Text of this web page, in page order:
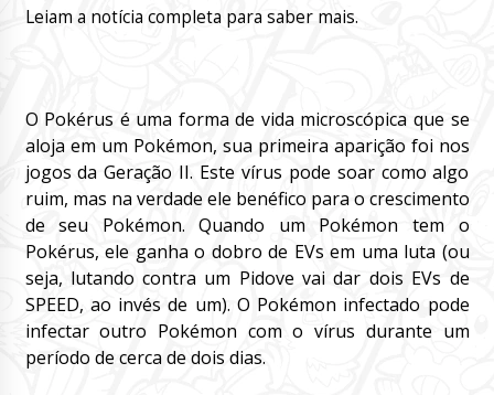
Leiam a notícia completa para saber mais.
O Pokérus é uma forma de vida microscópica que se
aloja em um Pokémon, sua primeira aparição foi nos
jogos da Geração II. Este vírus pode soar como algo
ruim, mas na verdade ele benéfico para o crescimento
de seu Pokémon. Quando um Pokémon tem o
Pokérus, ele ganha o dobro de EVs em uma luta (ou
seja, lutando contra um Pidove vai dar dois EVs de
SPEED, ao invés de um). O Pokémon infectado pode
infectar outro Pokémon com o vírus durante um
período de cerca de dois dias.